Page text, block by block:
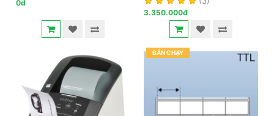
0đ
3.350.000đ
BÁN CHẠY